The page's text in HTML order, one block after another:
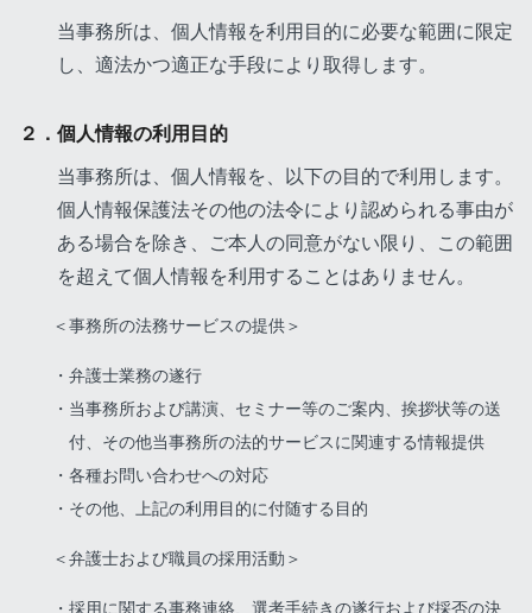
当事務所は、個人情報を利用目的に必要な範囲に限定
し、適法かつ適正な手段により取得します。
２．個人情報の利用目的
当事務所は、個人情報を、以下の目的で利用します。
個人情報保護法その他の法令により認められる事由が
ある場合を除き、ご本人の同意がない限り、この範囲
を超えて個人情報を利用することはありません。
＜事務所の法務サービスの提供＞
弁護士業務の遂行
当事務所および講演、セミナー等のご案内、挨拶状等の送
付、その他当事務所の法的サービスに関連する情報提供
各種お問い合わせへの対応
その他、上記の利用目的に付随する目的
＜弁護士および職員の採用活動＞
採用に関する事務連絡、選考手続きの遂行および採否の決